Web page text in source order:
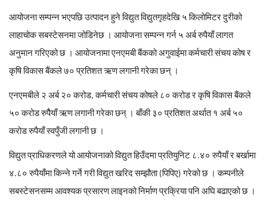
आयोजना सम्पन्न भएपछि उत्पादन हुने विद्युत विद्युतगृहदेखि ५ किलोमिटर दुरीको
लाहाचोक सबस्टेसनमा जोडिनेछ आयोजना सम्पन्न गर्न ५ अर्ब रुपैयाँ लागत
अनुमान गरिएको छ आयोजनामा एनएमबी बैंकको अगुवाईमा कर्मचारी संचय कोष र
कृषि विकास बैंकले ७० प्रतिशत ऋण लगानी गरेका छन्
एनएमबीले २ अर्ब २० करोड,कर्मचारी संचय कोषले ८० करोड र कृषि विकास बैंकले
५० करोड रुपैैयाँ ऋण लगानी गरेका छन् बाँकी ३० प्रतिशत अर्थात १ अर्ब ५०
करोड रुपैयाँ स्वपुँजी लगानी छ
विद्युत प्राधिकरणले यो आयोजनाको विद्युत हिउँदमा प्रतियुनिट ८ .४० रुपैयाँ र बर्खामा
४. ८० रुपैयाँमा किन्ने गर्ने गरी विद्युत खरिद सम्झौता(पिपिए)गरेको छ
कम्पनीले
सबस्टेसनसम्म आवश्यक प्रसारण लाइनको निर्माण प्रक्रिया पनि अघि बढाएको छ